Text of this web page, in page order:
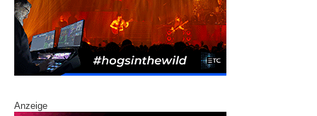
Anzeige